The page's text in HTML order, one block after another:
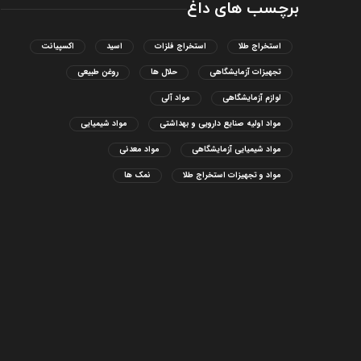
برچسب های داغ
استخراج طلا استخراج فلزات اسید اکسپیانت
تجهیزات آزمایشگاهی حلال ها روغن طبیعی
لوازم آزمایشگاهی مواد آلی
مواد اولیه صنایع دارویی و بهداشتی مواد شیمیایی
مواد شیمیایی آزمایشگاهی مواد معدنی
مواد و تجهیزات استخراج طلا نمک ها